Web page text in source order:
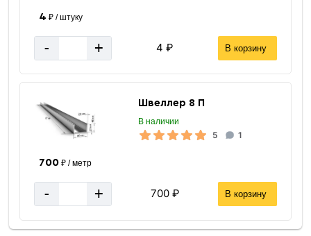
4 ₽ / штуку
- + 4 ₽ В корзину
Швеллер 8 П
В наличии
5 1
700₽ / метр
- + 700 ₽ В корзину